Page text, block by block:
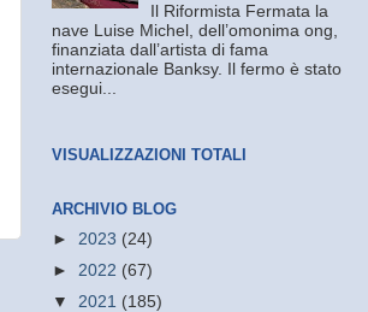
Il Riformista Fermata la
nave Luise Michel, dell’omonima ong,
finanziata dall’artista di fama
internazionale Banksy. Il fermo è stato
esegui...
VISUALIZZAZIONI TOTALI
ARCHIVIO BLOG
► 2023 (24)
► 2022 (67)
▼ 2021 (185)